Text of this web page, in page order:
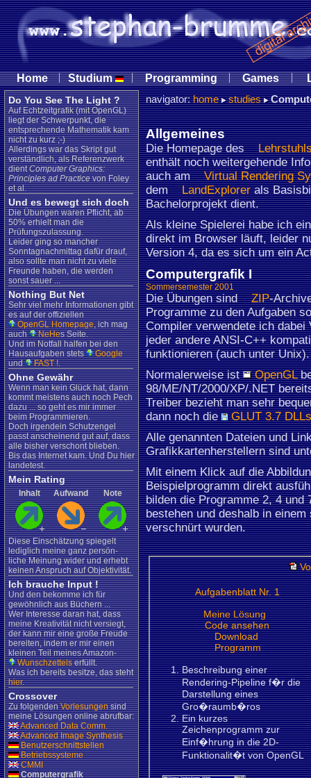
Home | Studium | Programming | Games |
Do You See The Light ?
Auf Echtzeitgrafik (mit OpenGL)
liegt der Schwerpunkt, die
entsprechende Mathematik kam
nicht zu kurz ;-)
Allerdings war das Skript gut
verständlich, als Referenzwerk
dientComputer Graphics:
Principles ad Practicevon Foley
et al.
Und es bewegt sich doch
Die Übungen waren Pflicht, ab
50% erhielt man die
Prüfungszulassung.
Leider ging so mancher
Sonntagnachmittag dafür drauf,
also sollte man nicht zu viele
Freunde haben, die werden
sonst sauer ...
Nothing But Net
Sehr viel mehr Informationen gibt
es auf der offiziellen
OpenGL Homepage, ich mag
auch
NeHes Seite.
Und im Notfall halfen bei den
Hausaufgaben stets
Google
und
FAST !.
Ohne Gewähr
Wenn man kein Glück hat, dann
kommt meistens auch noch Pech
dazu ... so geht es mir immer
beim Programmieren.
Doch irgendein Schutzengel
passt anscheinend gut auf, dass
alle bisher verschont blieben.
Bis das Internet kam. Und Du hier
landetest.
Mein Rating
Inhalt Aufwand Note
Diese Einschätzung spiegelt
lediglich meine ganz persön-
liche Meinung wider und erhebt
keinen Anspruch auf Objektivität.
Ich brauche Input !
Und den bekomme ich für
gewöhnlich aus Büchern ...
Wer Interesse daran hat, dass
meine Kreativität nicht versiegt,
der kann mir eine große Freude
bereiten, indem er mir einen
kleinen Teil meines Amazon-
Wunschzettelserfüllt.
Was ich bereits besitze, das steht
hier.
Crossover
Zu folgendenVorlesungensind
meine Lösungen online abrufbar:
Advanced Data Comm.
Advanced Image Synthesis
Benutzerschnittstellen
Betriebssysteme
CMMI
Computergrafik
navigator:home studies
Allgemeines
Die Homepage des
enthält noch weitergehende
auch am Virtual Rendering
dem LandExplorerals
Bachelorprojekt dient.
Als kleine Spielerei habe ich
direkt im Browser läuft, leider
Version 4, da es sich um ein
Computergrafik I
Sommersemester 2001
Die Übungen sind ZIP-
Programme zu den Aufgaben
Compiler verwendete ich
jeder andere ANSI-C++
funktionieren (auch unter Unix).
Normalerweise ist
OpenGL
98/ME/NT/2000/XP/.NET
Treiber bezieht man sehr
dann noch die GLUT 3.7 DLLs
Alle genannten Dateien und
Grafikkartenherstellern sind
Mit einem Klick auf die
Beispielprogramm direkt
bilden die Programme 2, 4 und
bestehen und deshalb in
verschnürt wurden.
Aufgabenblatt Nr. 1
Meine Lösung
Code ansehen
Download
Programm
Beschreibung einer
Rendering-Pipeline f�r die
Darstellung eines
Gro�raumb�ros
Ein kurzes
Zeichenprogramm zur
Einf�hrung in die 2D-
Funktionalit�t von OpenGL